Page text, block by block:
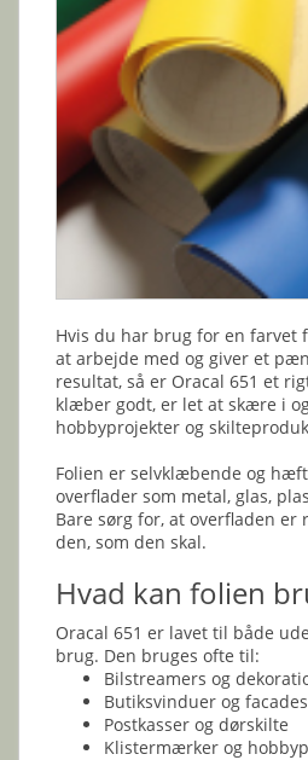
Hvis du har brug for en farvet
at arbejde med og giver et
resultat, så er Oracal 651 et
klæber godt, er let at skære i
hobbyprojekter og
Folien er selvklæbende og
overflader som metal, glas,
Bare sørg for, at overfladen er
den, som den skal.
Hvad kan folien
Oracal 651 er lavet til både
brug. Den bruges ofte til:
Bilstreamers og
Butiksvinduer og
Postkasser og dørskilte
Klistermærker og